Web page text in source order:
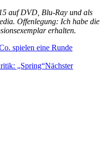
auf DVD, Blu-Ray und als
Offenlegung: Ich habe die
erhalten.
spielen eine Runde
„Spring“Nächster